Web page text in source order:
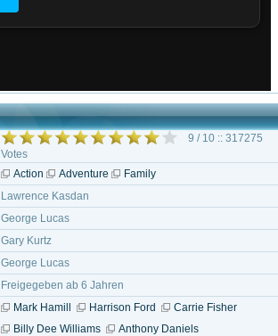
9 / 10 :: 317275
Votes
Action Adventure
Family
Lawrence Kasdan
George Lucas
Gary Kurtz
George Lucas
Freigegeben ab 6 Jahren
Mark Hamill Harrison Ford
Carrie Fisher
Billy Dee Williams
Anthony Daniels